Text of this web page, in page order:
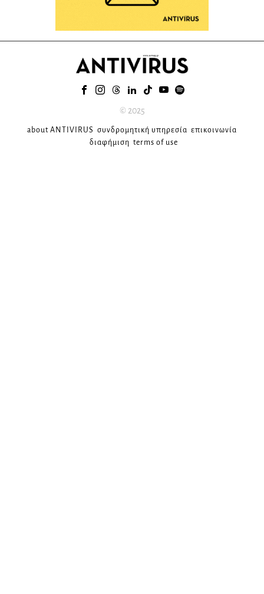
© 2025
about ANTIVIRUS συνδρομητική υπηρεσία επικοινωνία
διαφήμιση terms of use